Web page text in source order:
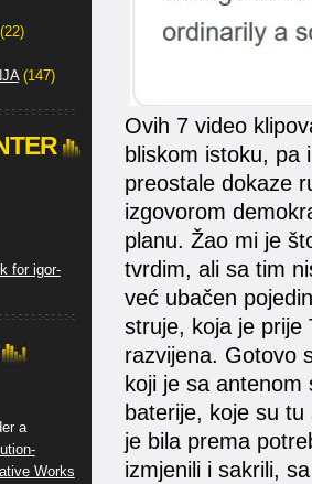
Ovih 7 video
bliskom istoku, pa
preostale dokaze
izgovorom
planu. Žao mi je
tvrdim, ali sa tim
već ubačen
struje, koja je prije
razvijena. Gotovo
koji je sa antenom
baterije, koje su
je bila prema
izmjenili i sakrili,
(147)
a
Works